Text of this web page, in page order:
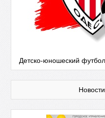
Детско-юношеский